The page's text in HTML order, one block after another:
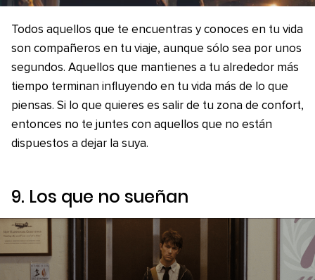
Todos aquellos que te encuentras y conoces en tu vida
son compañeros en tu viaje, aunque sólo sea por unos
segundos. Aquellos que mantienes a tu alrededor más
tiempo terminan influyendo en tu vida más de lo que
piensas. Si lo que quieres es salir de tu zona de confort,
entonces no te juntes con aquellos que no están
dispuestos a dejar la suya.
9. Los que no sueñan